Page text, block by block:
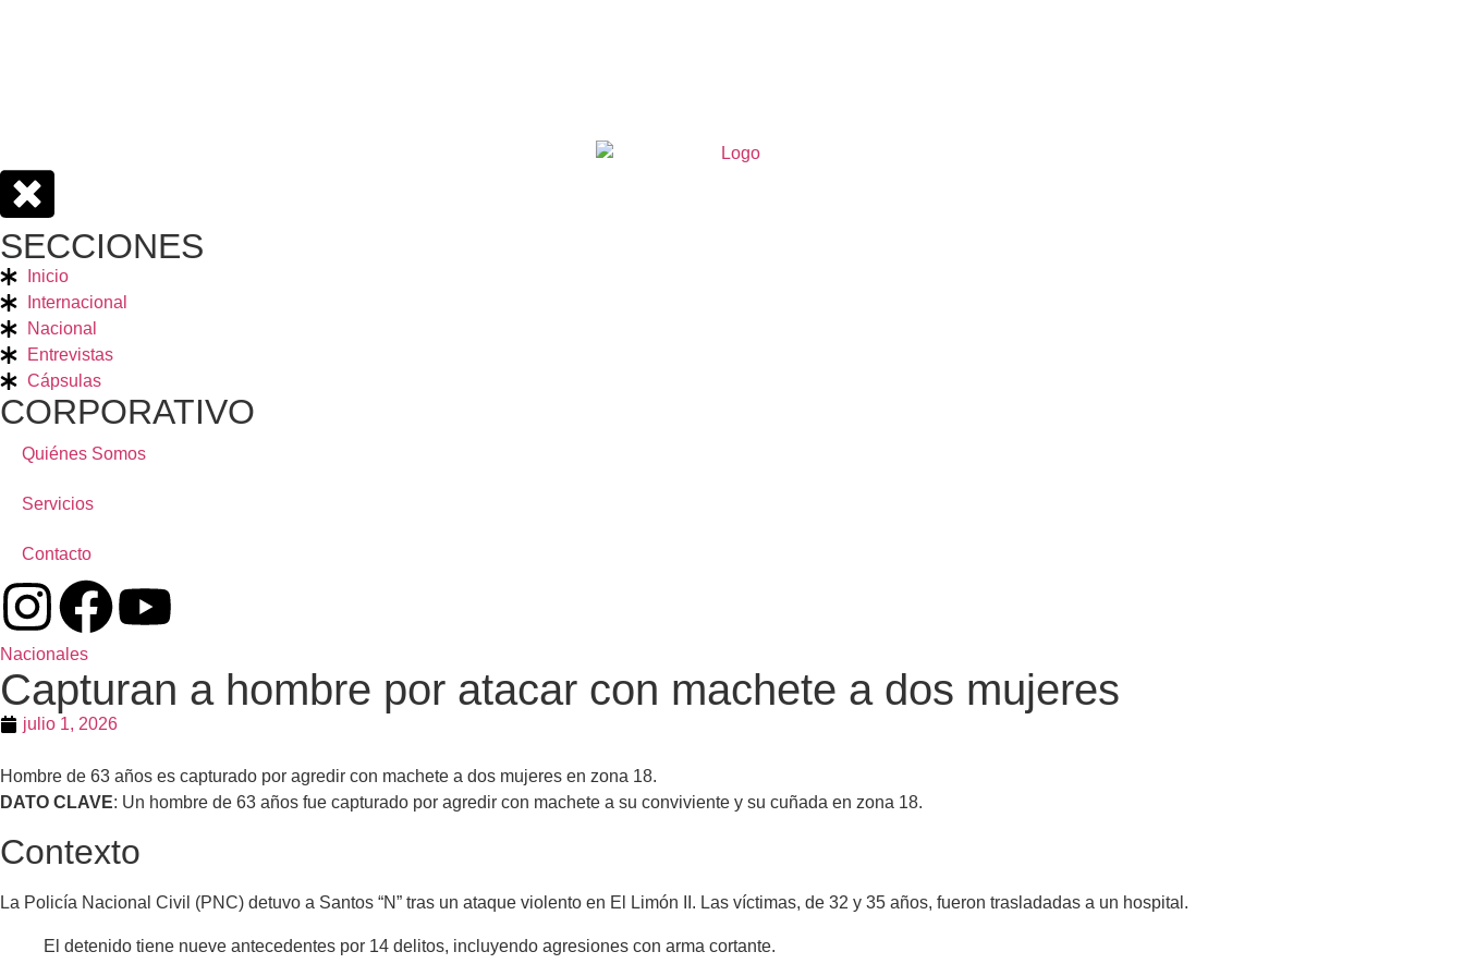
SECCIONES
Inicio
Internacional
Nacional
Entrevistas
Cápsulas
CORPORATIVO
Quiénes Somos
Servicios
Contacto
Nacionales
Capturan a hombre por atacar con machete a dos mujeres
julio 1, 2026
Hombre de 63 años es capturado por agredir con machete a dos mujeres en zona 18.
DATO CLAVE: Un hombre de 63 años fue capturado por agredir con machete a su conviviente y su cuñada en zona 18.
Contexto
La Policía Nacional Civil (PNC) detuvo a Santos “N” tras un ataque violento en El Limón II. Las víctimas, de 32 y 35 años, fueron trasladadas a un hospital.
El detenido tiene nueve antecedentes por 14 delitos, incluyendo agresiones con arma cortante.